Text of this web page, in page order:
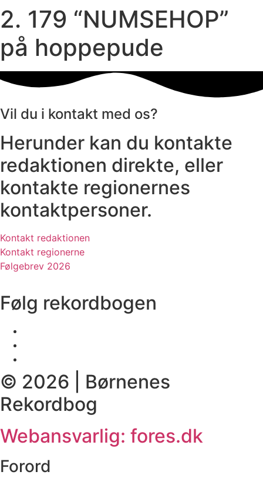
2. 179 “NUMSEHOP”
på hoppepude
Vil du i kontakt med os?
Herunder kan du kontakte
redaktionen direkte, eller
kontakte regionernes
kontaktpersoner.
Kontakt redaktionen
Kontakt regionerne
Følgebrev 2026
Følg rekordbogen
© 2026 | Børnenes
Rekordbog
Webansvarlig: fores.dk
Forord